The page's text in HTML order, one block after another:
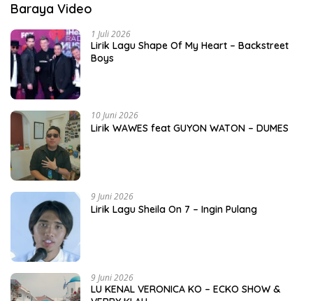
Baraya Video
1 Juli 2026
Lirik Lagu Shape Of My Heart – Backstreet
Boys
10 Juni 2026
Lirik WAWES feat GUYON WATON – DUMES
9 Juni 2026
Lirik Lagu Sheila On 7 – Ingin Pulang
9 Juni 2026
LU KENAL VERONICA KO – ECKO SHOW &